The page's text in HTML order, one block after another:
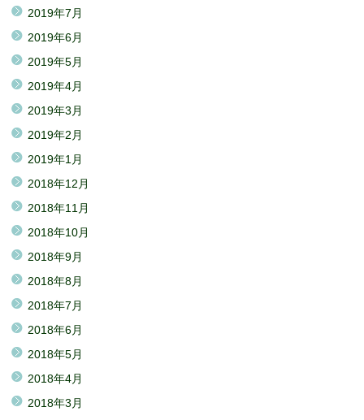
2019年7月
2019年6月
2019年5月
2019年4月
2019年3月
2019年2月
2019年1月
2018年12月
2018年11月
2018年10月
2018年9月
2018年8月
2018年7月
2018年6月
2018年5月
2018年4月
2018年3月